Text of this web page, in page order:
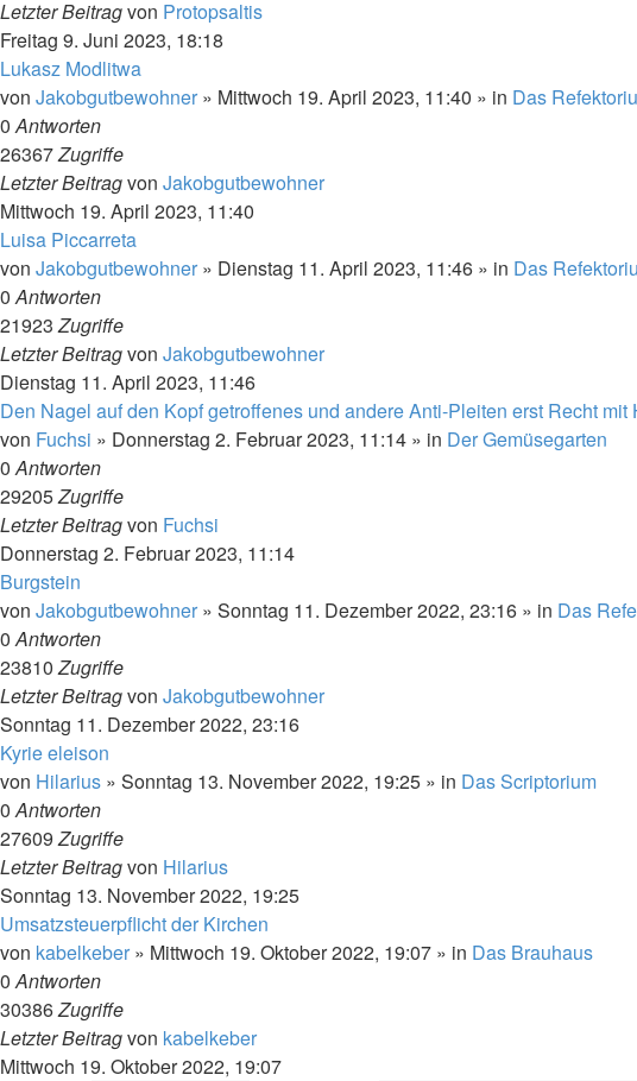
Letzter Beitragvon Protopsaltis
Freitag 9. Juni 2023, 18:18
Lukasz Modlitwa
von Jakobgutbewohner » Mittwoch 19. April 2023, 11:40 » in Das
0Antworten
26367Zugriffe
Letzter Beitragvon Jakobgutbewohner
Mittwoch 19. April 2023, 11:40
Luisa Piccarreta
von Jakobgutbewohner » Dienstag 11. April 2023, 11:46 » in Das
0Antworten
21923Zugriffe
Letzter Beitragvon Jakobgutbewohner
Dienstag 11. April 2023, 11:46
Den Nagel auf den Kopf getroffenes und andere Anti-Pleiten erst Recht mit
von Fuchsi » Donnerstag 2. Februar 2023, 11:14 » in Der Gemüsegarten
0Antworten
29205Zugriffe
Letzter Beitragvon Fuchsi
Donnerstag 2. Februar 2023, 11:14
Burgstein
von Jakobgutbewohner » Sonntag 11. Dezember 2022, 23:16 » in Das
0Antworten
23810Zugriffe
Letzter Beitragvon Jakobgutbewohner
Sonntag 11. Dezember 2022, 23:16
Kyrie eleison
von Hilarius » Sonntag 13. November 2022, 19:25 » in Das Scriptorium
0Antworten
27609Zugriffe
Letzter Beitragvon Hilarius
Sonntag 13. November 2022, 19:25
Umsatzsteuerpflicht der Kirchen
von kabelkeber » Mittwoch 19. Oktober 2022, 19:07 » in Das Brauhaus
0Antworten
30386Zugriffe
Letzter Beitragvon kabelkeber
Mittwoch 19. Oktober 2022, 19:07